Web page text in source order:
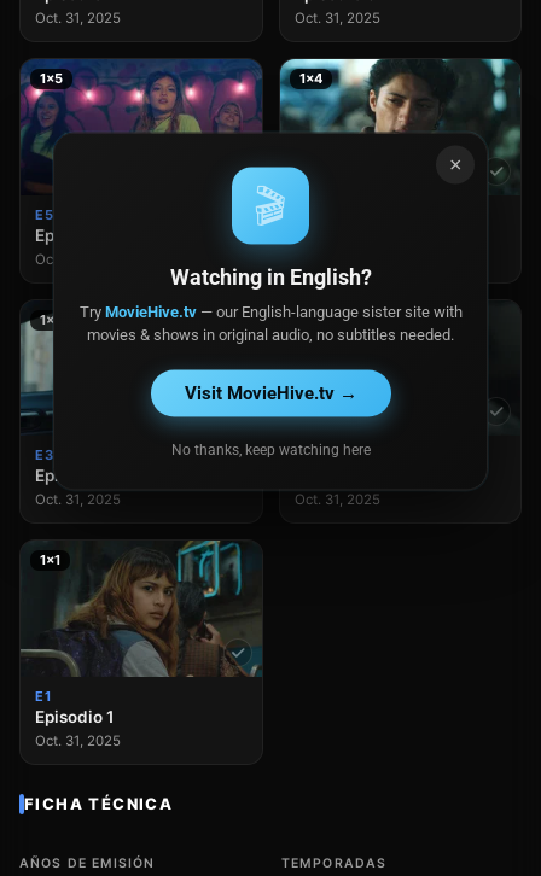
Oct. 31, 2025 Oct. 31, 2025
1×5
E5
Episodio 5
Oct. 31, 2025
1×4
Episodio 4
1×3
E3
Episodio 3
Oct. 31, 2025
1×2
E2
Oct. 31, 2025
1×1
E1
Episodio 1
Oct. 31, 2025
FICHA TÉCNICA
AÑOS DE EMISIÓN TEMPORADAS
×
🎬
Watching in English?
Try MovieHive.tv— our English-language sister site with
movies & shows in original audio, no subtitles needed.
Visit MovieHive.tv →
No thanks, keep watching here